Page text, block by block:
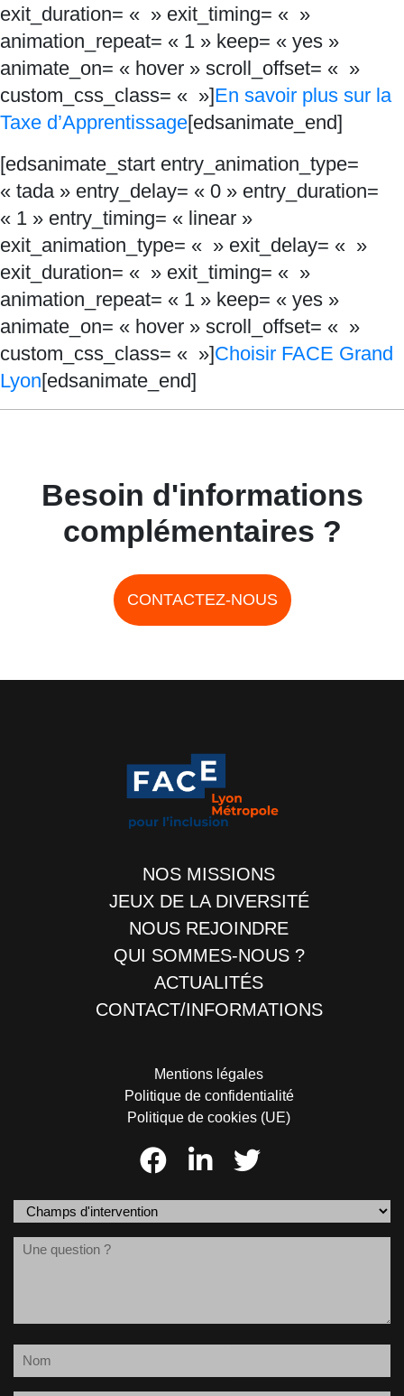
exit_duration= « » exit_timing= « »
animation_repeat= « 1 » keep= « yes »
animate_on= « hover » scroll_offset= « »
custom_css_class= « »]En savoir plus sur la
Taxe d’Apprentissage[edsanimate_end]
[edsanimate_start entry_animation_type=
« tada » entry_delay= « 0 » entry_duration=
« 1 » entry_timing= « linear »
exit_animation_type= « » exit_delay= « »
exit_duration= « » exit_timing= « »
animation_repeat= « 1 » keep= « yes »
animate_on= « hover » scroll_offset= « »
custom_css_class= « »]Choisir FACE Grand
Lyon[edsanimate_end]
Besoin d'informations
complémentaires ?
CONTACTEZ-NOUS
NOS MISSIONS
JEUX DE LA DIVERSITÉ
NOUS REJOINDRE
QUI SOMMES-NOUS ?
ACTUALITÉS
CONTACT/INFORMATIONS
Mentions légales
Politique de confidentialité
Politique de cookies (UE)
(Nécessaire)